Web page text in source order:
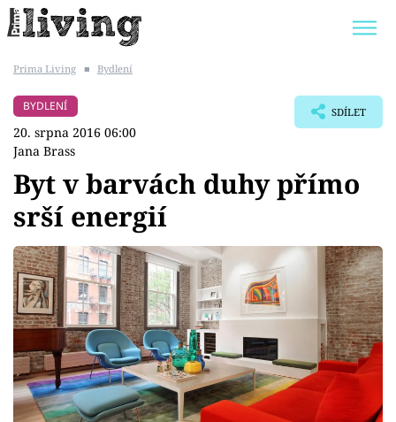
BYDLENÍ SLAVNÝCH
Témata
Bydlení
Zahrada
Design
Sledujte prima+
Prima Living ■ Bydlení
BYDLENÍ
20. srpna 2016 06:00
Jana Brass
SDÍLET
Byt v barvách duhy přímo
srší energií